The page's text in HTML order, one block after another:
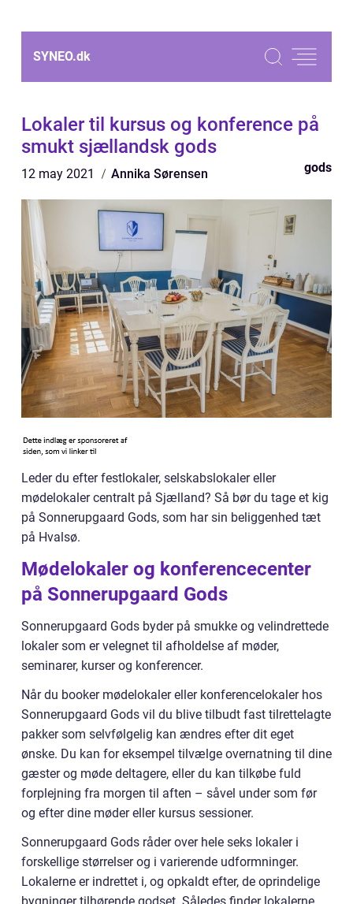
SYNEO.dk
Lokaler til kursus og konference på
smukt sjællandsk gods
12 may 2021 Annika Sørensen gods
Leder du efter festlokaler, selskabslokaler eller
mødelokaler centralt på Sjælland? Så bør du tage et kig
på Sonnerupgaard Gods, som har sin beliggenhed tæt
på Hvalsø.
Mødelokaler og konferencecenter
på Sonnerupgaard Gods
Sonnerupgaard Gods byder på smukke og velindrettede
lokaler som er velegnet til afholdelse af møder,
seminarer, kurser og konferencer.
Når du booker mødelokaler eller konferencelokaler hos
Sonnerupgaard Gods vil du blive tilbudt fast tilrettelagte
pakker som selvfølgelig kan ændres efter dit eget
ønske. Du kan for eksempel tilvælge overnatning til dine
gæster og møde deltagere, eller du kan tilkøbe fuld
forplejning fra morgen til aften – såvel under som før
og efter dine møder eller kursus sessioner.
Sonnerupgaard Gods råder over hele seks lokaler i
forskellige størrelser og i varierende udformninger.
Lokalerne er indrettet i, og opkaldt efter, de oprindelige